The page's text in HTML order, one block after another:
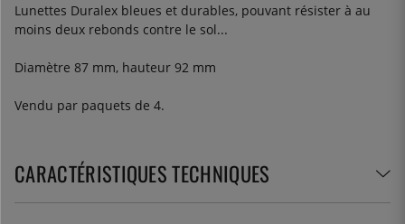
Lunettes Duralex bleues et durables, pouvant résister à au
moins deux rebonds contre le sol...
Diamètre 87 mm, hauteur 92 mm
Vendu par paquets de 4.
CARACTÉRISTIQUES TECHNIQUES